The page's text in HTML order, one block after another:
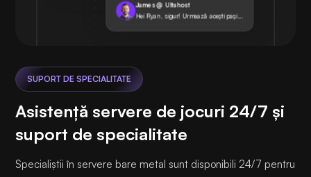
James @ Ultahost
Hei Ryan, sigur! Urmează acești pași...
SUPORT DE SPECIALITATE
Asistență servere de jocuri 24/7 și
suport de specialitate
Specialiștii în servere bare metal sunt disponibili 24/7 pentru